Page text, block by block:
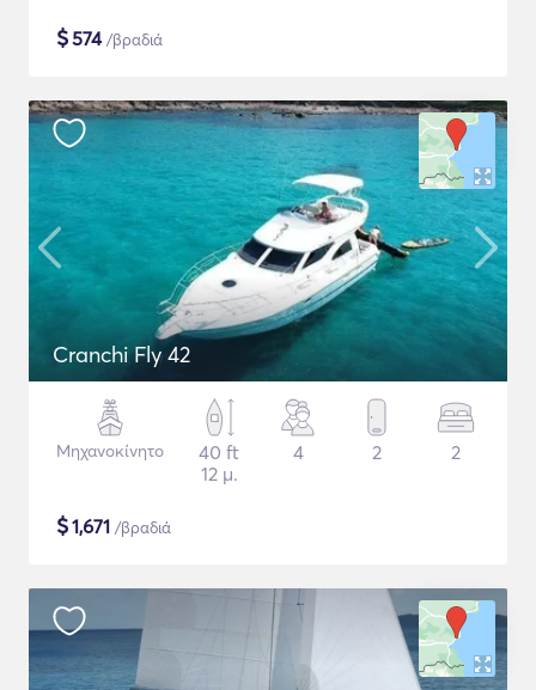
$574/βραδιά
Cranchi Fly 42
Μηχανοκίνητο
40 ft
12 μ.
4 2 2
$1,671 /βραδιά